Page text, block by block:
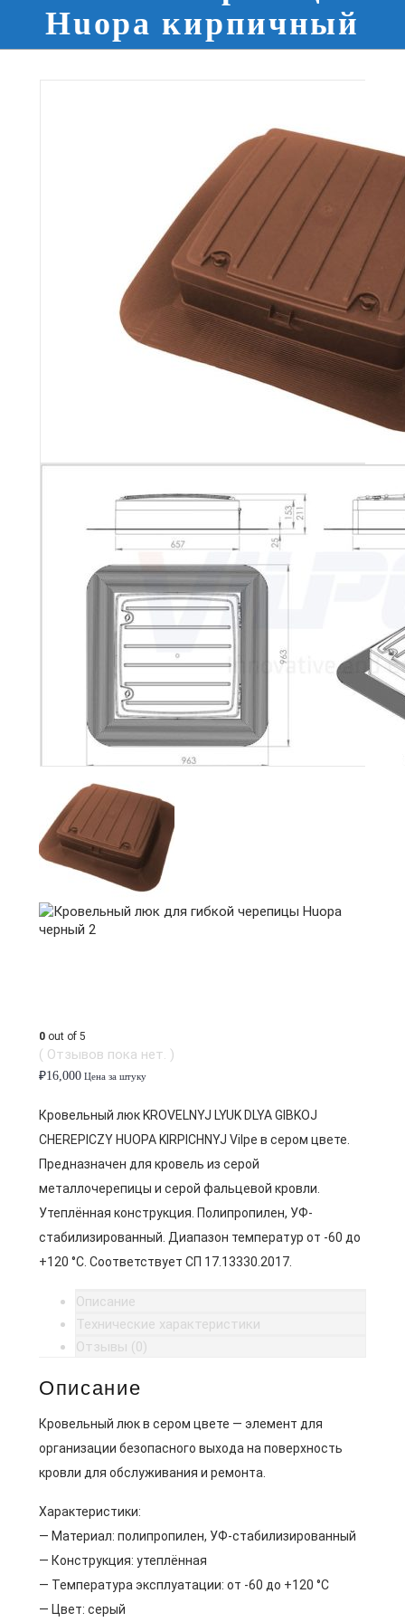
Huopa кирпичный
0 out of 5
( Отзывов пока нет. )
₽16,000 Цена за штуку
Кровельный люк KROVELNYJ LYUK DLYA GIBKOJ
CHEREPICZY HUOPA KIRPICHNYJ Vilpe в сером цвете.
Предназначен для кровель из серой
металлочерепицы и серой фальцевой кровли.
Утеплённая конструкция. Полипропилен, УФ-
стабилизированный. Диапазон температур от -60 до
+120 °C. Соответствует СП 17.13330.2017.
Описание
Технические характеристики
Отзывы (0)
Описание
Кровельный люк в сером цвете — элемент для
организации безопасного выхода на поверхность
кровли для обслуживания и ремонта.
Характеристики:
— Материал: полипропилен, УФ-стабилизированный
— Конструкция: утеплённая
— Температура эксплуатации: от -60 до +120 °C
— Цвет: серый